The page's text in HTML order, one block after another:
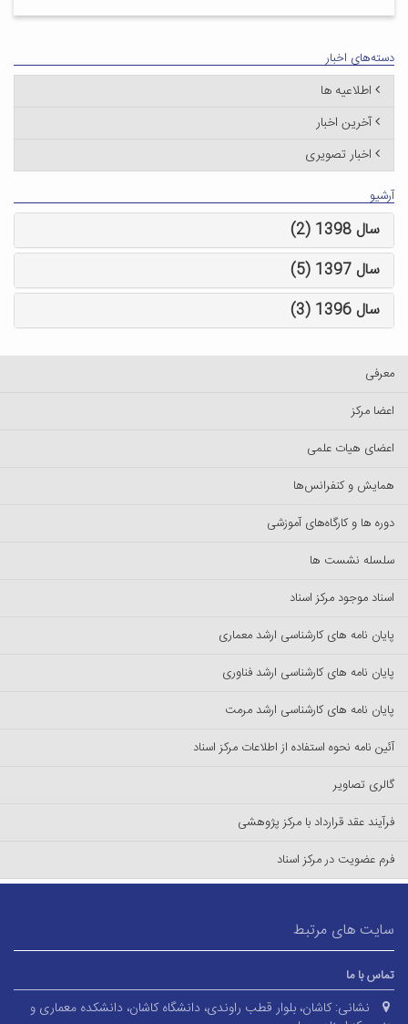
دسته‌های اخبار
اطلاعیه ها
آخرین اخبار
اخبار تصویری
آرشیو
سال 1398 (2)
سال 1397 (5)
سال 1396 (3)
معرفی
اعضا مرکز
اعضای هیات علمی
همایش و کنفرانس‌ها
دوره ها و کارگاه‌های آموزشی
سلسله نشست ها
اسناد موجود مرکز اسناد
پایان نامه های کارشناسی ارشد معماری
پایان نامه های کارشناسی ارشد فناوری
پایان نامه های کارشناسی ارشد مرمت
آئین نامه نحوه استفاده از اطلاعات مرکز اسناد
گالری تصاویر
فرآیند عقد قرارداد با مرکز پژوهشی
فرم عضویت در مرکز اسناد
سایت های مرتبط
تماس با ما
نشانی: کاشان، بلوار قطب راوندی، دانشگاه کاشان، دانشکده معماری و